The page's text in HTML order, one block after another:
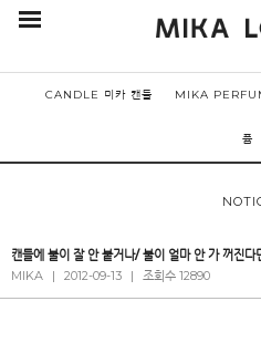
CANDLE 미카 캔들 MIKA
퓸
캔들에 불이 잘 안 붙거나/ 불이 얼마 안 가 꺼진다
MIKA
| 2012-09-13 | 조회수 12890